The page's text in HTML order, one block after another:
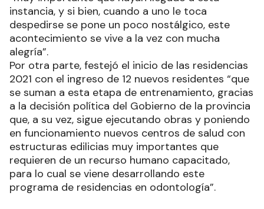
instancia, y si bien, cuando a uno le toca
despedirse se pone un poco nostálgico, este
acontecimiento se vive a la vez con mucha
alegría”.
Por otra parte, festejó el inicio de las residencias
2021 con el ingreso de 12 nuevos residentes “que
se suman a esta etapa de entrenamiento, gracias
a la decisión política del Gobierno de la provincia
que, a su vez, sigue ejecutando obras y poniendo
en funcionamiento nuevos centros de salud con
estructuras edilicias muy importantes que
requieren de un recurso humano capacitado,
para lo cual se viene desarrollando este
programa de residencias en odontología”.